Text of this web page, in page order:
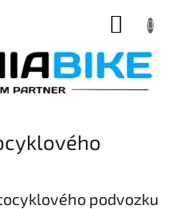
podvozku